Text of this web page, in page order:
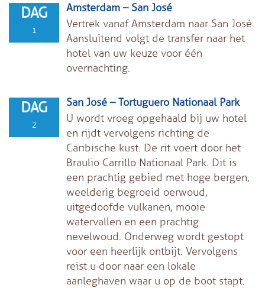
DAG
1
Amsterdam – San José
Vertrek vanaf Amsterdam naar San José.
Aansluitend volgt de transfer naar het
hotel van uw keuze voor één
overnachting.
DAG
2
San José – Tortuguero Nationaal Park
U wordt vroeg opgehaald bij uw hotel
en rijdt vervolgens richting de
Caribische kust. De rit voert door het
Braulio Carrillo Nationaal Park. Dit is
een prachtig gebied met hoge bergen,
weelderig begroeid oerwoud,
uitgedoofde vulkanen, mooie
watervallen en een prachtig
nevelwoud. Onderweg wordt gestopt
voor een heerlijk ontbijt. Vervolgens
reist u door naar een lokale
aanleghaven waar u op de boot stapt.